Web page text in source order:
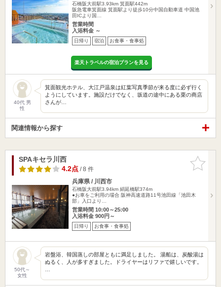
石橋阪大前駅3.93km 箕面駅442m
阪急電車箕面線 箕面駅より徒歩10分中国自動車道 中国池
田ICより国…
営業時間
入浴料金 ～
日帰り 宿泊 お食事・食事処
楽天トラベルの宿泊プランを見る
40代 男
性
箕面観光ホテル、大江戸温泉は紅葉写真季節が来る度に必ず行く
ようにしています。施設だけでなく、坂道の途中にある栗の商店
さんが…
関連情報から探す
お気に入
りに追加
SPAキセラ川西
4.2点/ 8 件
兵庫県 / 川西市
石橋阪大前駅3.94km 絹延橋駅374m
●お車をご利用の場合 阪神高速道路11号池田線「池田木
部」入口より…
営業時間 10:00～25:00
入浴料金 900円～
日帰り お食事・食事処
50代～
女性
岩盤浴、韓国蒸しの部屋ともに満足しました。 湯船は、炭酸湯は
ぬるく、人が多すぎました。ドライヤーはリファで嬉しいです。